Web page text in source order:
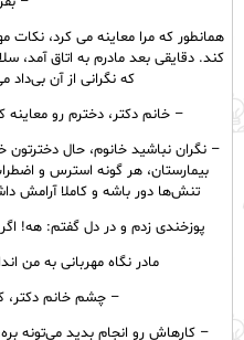
همانطور که مرا معاینه می کرد،
کند. دقایقی بعد مادرم به اتاق
که نگرانی از آن
– خانم دکتر، دخترم رو
– نگران نباشید خانوم، حال
بیمارستان، هر گونه استرس و
تنش‌ها دور باشه و کاملا آرامش
پوزخندی زدم و در دل گفتم: هه!
مادر نگاه مهربانی به من
– چشم خانم
– کار‌هاش رو انجام بدید می‌تونه